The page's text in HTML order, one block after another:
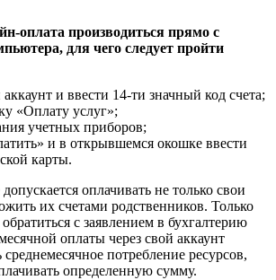
оплата производиться прямо с
для чего следует пройти
и ввести 14-ти значный код счета;
«Оплату услуг»;
учетных приборов;
и в открывшемся окошке ввести
карты.
оплачивать не только свои
их счетами родственников. Только
с заявлением в бухгалтерию
оплаты через свой аккаунт
среднемесячное потребление ресурсов,
определенную сумму.